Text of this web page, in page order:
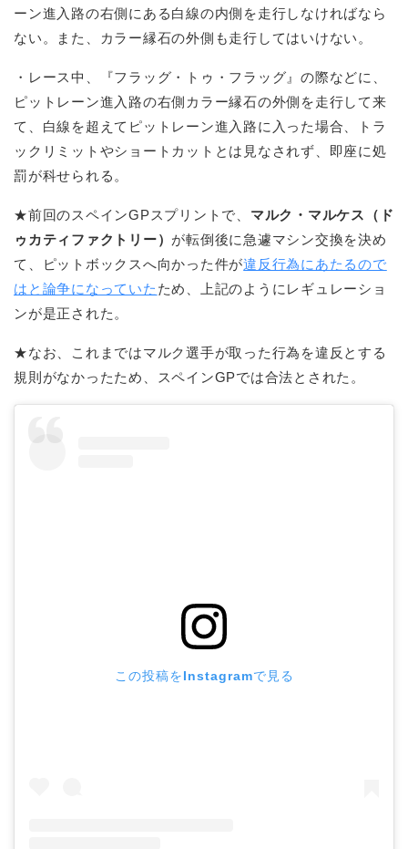
ーン進入路の右側にある白線の内側を走行しなければなら
ない。また、カラー縁石の外側も走行してはいけない。
・レース中、『フラッグ・トゥ・フラッグ』の際などに、
ピットレーン進入路の右側カラー縁石の外側を走行して来
て、白線を超えてピットレーン進入路に入った場合、トラ
ックリミットやショートカットとは見なされず、即座に処
罰が科せられる。
★前回のスペインGPスプリントで、 マルク・マルケス（ド
ゥカティファクトリー） が転倒後に急遽マシン交換を決め
て、ピットボックスへ向かった件が違反行為にあたるので
はと論争になっていた ため、上記のようにレギュレーショ
ンが是正された。
★なお、これまではマルク選手が取った行為を違反とする
規則がなかったため、スペインGPでは合法とされた。
この投稿をInstagramで見る